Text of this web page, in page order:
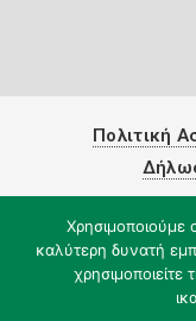
Πολιτική
καλύτερη δυνατή